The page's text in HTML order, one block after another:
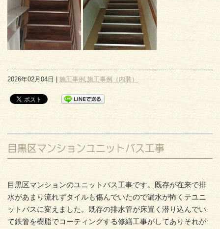
2026年02月04日 |施工事例 ,施工事例（内装）
目黒区マンションユニットバス工事
目黒区マンションのユニットバス工事です。既存が在来で排
水があまり流れずタイルも傷んでいたので漏水が怖くテユニ
ットバスに変えました。既存の排水管が床置く潜り込んでい
て鉄管を樹脂でコーティングする修繕工事がしてありそれが